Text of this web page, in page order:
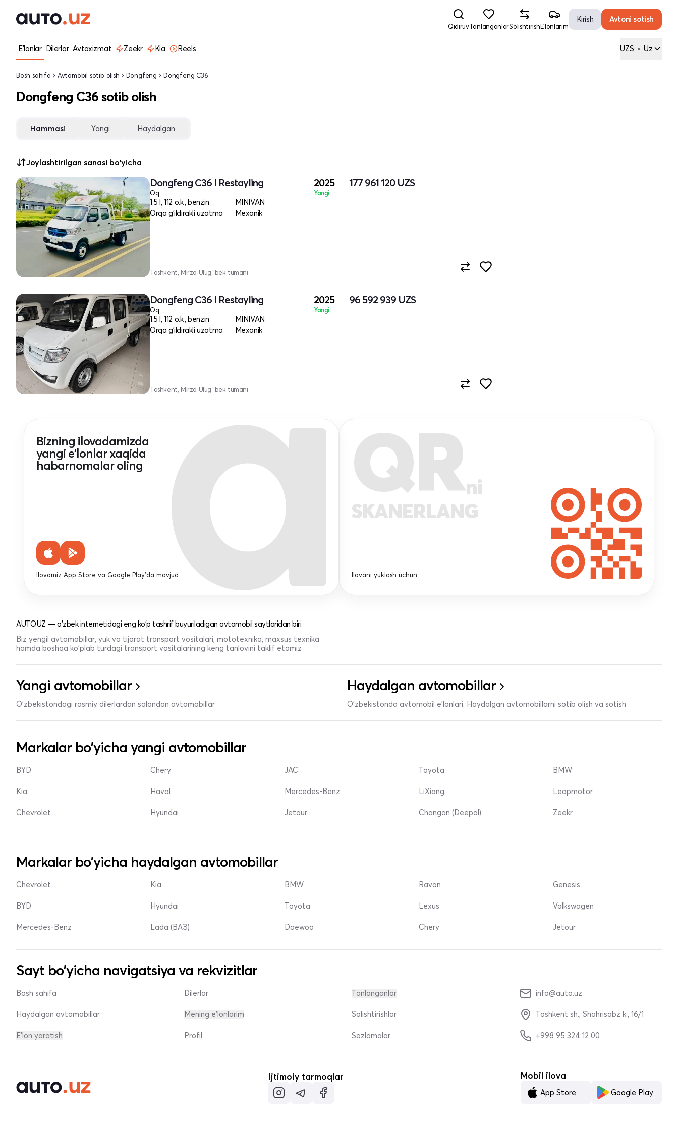
QidiruvTanlanganlarSolishtirishE'lonlarim
Kirish Avtoni sotish
E'lonlar Dilerlar Avtoxizmat Zeekr Kia Reels UZS • Uz
Bosh sahifa Avtomobil sotib olish Dongfeng Dongfeng C36
Dongfeng C36 sotib olish
Hammasi Yangi Haydalgan
Joylashtirilgan sanasi bo'yicha
Dongfeng C36 I Restayling
Oq
1.5 l, 112 o.k., benzin
MINIVAN
Orqa g'ildirakli uzatma
Mexanik
2025
Yangi
177 961 120 UZS
Toshkent, Mirzo Ulug`bek tumani
Dongfeng C36 I Restayling
Oq
1.5 l, 112 o.k., benzin
MINIVAN
Orqa g'ildirakli uzatma
Mexanik
2025
Yangi
96 592 939 UZS
Toshkent, Mirzo Ulug`bek tumani
Bizning ilovadamizda
yangi e'lonlar xaqida
habarnomalar oling
Ilovamiz App Store va Google Play'da mavjud
QRni
SKANERLANG
Ilovani yuklash uchun
AUTO.UZ — o'zbek internetidagi eng ko'p tashrif buyuriladigan avtomobil saytlaridan biri
Biz yengil avtomobillar, yuk va tijorat transport vositalari, mototexnika, maxsus texnika
hamda boshqa ko'plab turdagi transport vositalarining keng tanlovini taklif etamiz
Yangi avtomobillar
O'zbekistondagi rasmiy dilerlardan salondan avtomobillar
Haydalgan avtomobillar
O'zbekistonda avtomobil e’lonlari. Haydalgan avtomobillarni sotib olish va sotish
Markalar bo'yicha yangi avtomobillar
BYD
Kia
Chevrolet
Chery
Haval
Hyundai
JAC
Mercedes-Benz
Jetour
Toyota
LiXiang
Changan (Deepal)
BMW
Leapmotor
Zeekr
Markalar bo'yicha haydalgan avtomobillar
Chevrolet
BYD
Mercedes-Benz
Kia
Hyundai
Lada (ВАЗ)
BMW
Toyota
Daewoo
Ravon
Lexus
Chery
Genesis
Volkswagen
Jetour
Sayt bo'yicha navigatsiya va rekvizitlar
Bosh sahifa
Haydalgan avtomobillar
E'lon yaratish
Dilerlar
Mening e'lonlarim
Profil
Tanlanganlar
Solishtirishlar
Sozlamalar
info@auto.uz
Toshkent sh., Shahrisabz k., 16/1
+998 95 324 12 00
Ijtimoiy tarmoqlar Mobil ilova
App Store Google Play